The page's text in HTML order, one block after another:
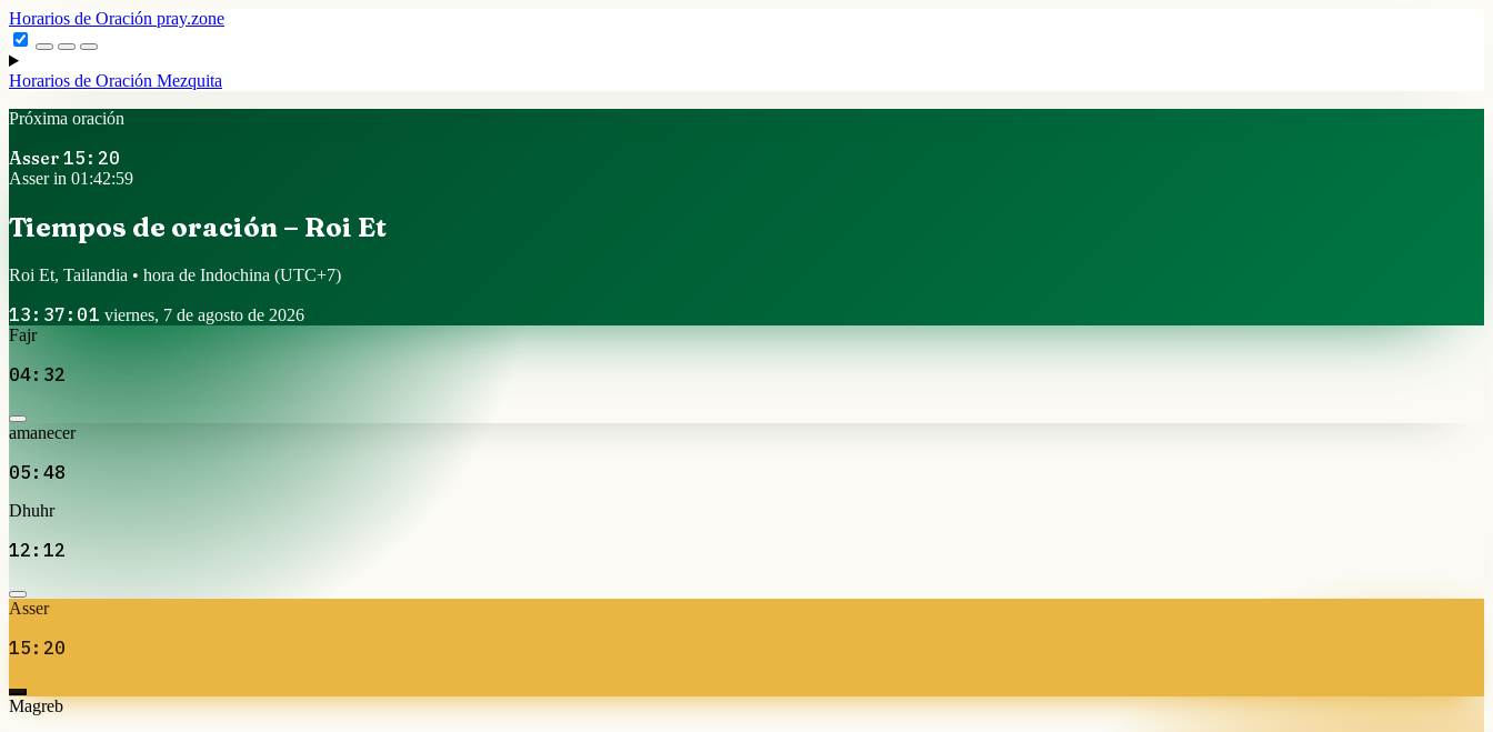
Horarios de Oración pray.zone
Horarios de Oración Mezquita
Próxima oración
Asser 15:20
Asser in 01:42:58
Tiempos de oración – Roi Et
Roi Et, Tailandia • hora de Indochina (UTC+7)
13:37:02 viernes, 7 de agosto de 2026
Fajr
04:32
amanecer
05:48
Dhuhr
12:12
Asser
15:20
Magreb